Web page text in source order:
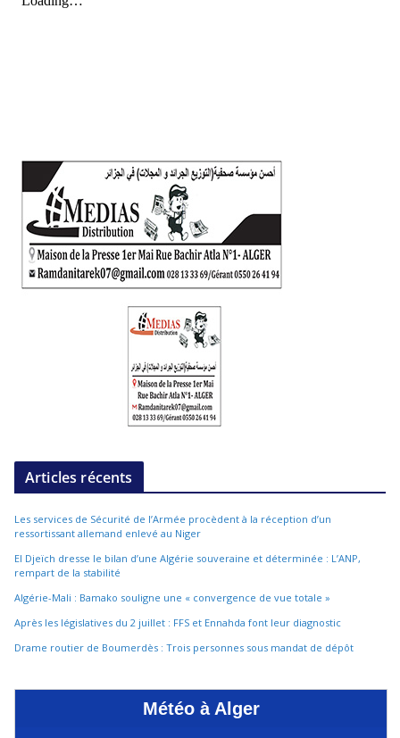
Articles récents
Les services de Sécurité de l’Armée procèdent à la réception d’un
ressortissant allemand enlevé au Niger
El Djeïch dresse le bilan d’une Algérie souveraine et déterminée : L’ANP,
rempart de la stabilité
Algérie-Mali : Bamako souligne une « convergence de vue totale »
Après les législatives du 2 juillet : FFS et Ennahda font leur diagnostic
Drame routier de Boumerdès : Trois personnes sous mandat de dépôt
Météo à Alger